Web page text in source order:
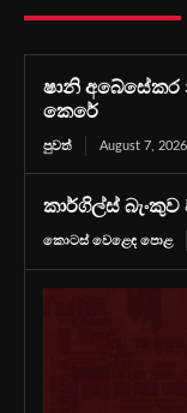
ෂානි
කෙරේ
පුවත් August 7, 2026
කාර්ගිල්ස්
කොටස් වෙළෙඳ පොළ